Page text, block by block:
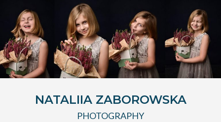
NATALIIA ZABOROWSKA
PHOTOGRAPHY